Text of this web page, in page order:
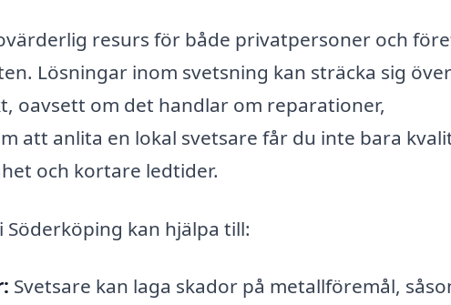
resurs för både privatpersoner och
Lösningar inom svetsning kan sträcka sig
oavsett om det handlar om reparationer,
att anlita en lokal svetsare får du inte bara
och kortare ledtider.
kan hjälpa till:
Svetsare kan laga skador på metallföremål,